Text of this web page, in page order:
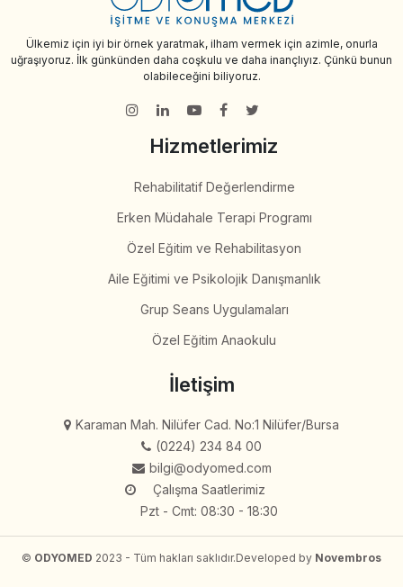
Ülkemiz için iyi bir örnek yaratmak, ilham vermek için azimle, onurla
uğraşıyoruz. İlk günkünden daha coşkulu ve daha inançlıyız. Çünkü bunun
olabileceğini biliyoruz.
Hizmetlerimiz
Rehabilitatif Değerlendirme
Erken Müdahale Terapi Programı
Özel Eğitim ve Rehabilitasyon
Aile Eğitimi ve Psikolojik Danışmanlık
Grup Seans Uygulamaları
Özel Eğitim Anaokulu
İletişim
Karaman Mah. Nilüfer Cad. No:1 Nilüfer/Bursa
(0224) 234 84 00
bilgi@odyomed.com
Çalışma Saatlerimiz
Pzt - Cmt: 08:30 - 18:30
© ODYOMED 2023 - Tüm hakları saklıdır.Developed by Novembros